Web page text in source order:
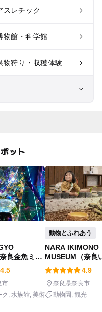
スレチック
物館・科学館
物狩り・収穫体験
物園・フラワーパー
ーベキュー
業体験
会見学
ット
良金魚ミュ
4.5
市
ク 水族館 美術
動物とふれあう
NARA IKIMONO
MUSEUM（奈良
ミュージアム）
4.9
奈良県奈良市
動物園 観光